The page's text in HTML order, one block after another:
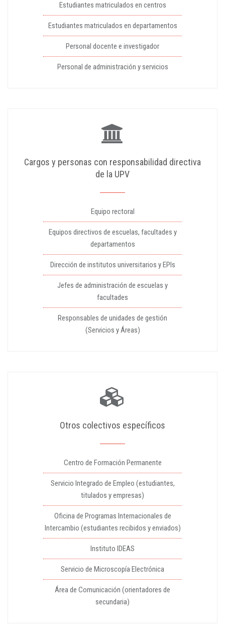
Estudiantes matriculados en centros
Estudiantes matriculados en departamentos
Personal docente e investigador
Personal de administración y servicios
Cargos y personas con responsabilidad directiva
de la UPV
Equipo rectoral
Equipos directivos de escuelas, facultades y
departamentos
Dirección de institutos universitarios y EPIs
Jefes de administración de escuelas y
facultades
Responsables de unidades de gestión
(Servicios y Áreas)
Otros colectivos específicos
Centro de Formación Permanente
Servicio Integrado de Empleo (estudiantes,
titulados y empresas)
Oficina de Programas Internacionales de
Intercambio (estudiantes recibidos y enviados)
Instituto IDEAS
Servicio de Microscopía Electrónica
Área de Comunicación (orientadores de
secundaria)